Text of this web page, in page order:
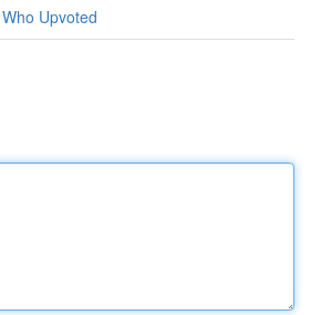
Who Upvoted